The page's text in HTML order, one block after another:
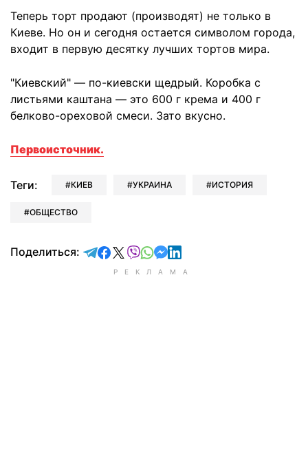
Теперь торт продают (производят) не только в
Киеве. Но он и сегодня остается символом города,
входит в первую десятку лучших тортов мира.
"Киевский" — по-киевски щедрый. Коробка с
листьями каштана — это 600 г крема и 400 г
белково-ореховой смеси. Зато вкусно.
Первоисточник.
Теги: КИЕВ УКРАИНА ИСТОРИЯ
ОБЩЕСТВО
Поделиться: отправить в Telegram
поделиться в Facebook
поделиться в X
отправить в Viber
отправить в Whatsapp
отправить в Messenger
отправить в LinkedIn